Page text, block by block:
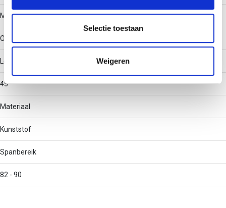
partners voor social media, adverteren en analyse. Deze
partners kunnen deze gegevens combineren met andere
verzameld op basis van uw gebruik van hun services.
Selectie toestaan
Weigeren
Materiaalkwaliteit
Overig
Lengte
45
Materiaal
Kunststof
Spanbereik
82 - 90